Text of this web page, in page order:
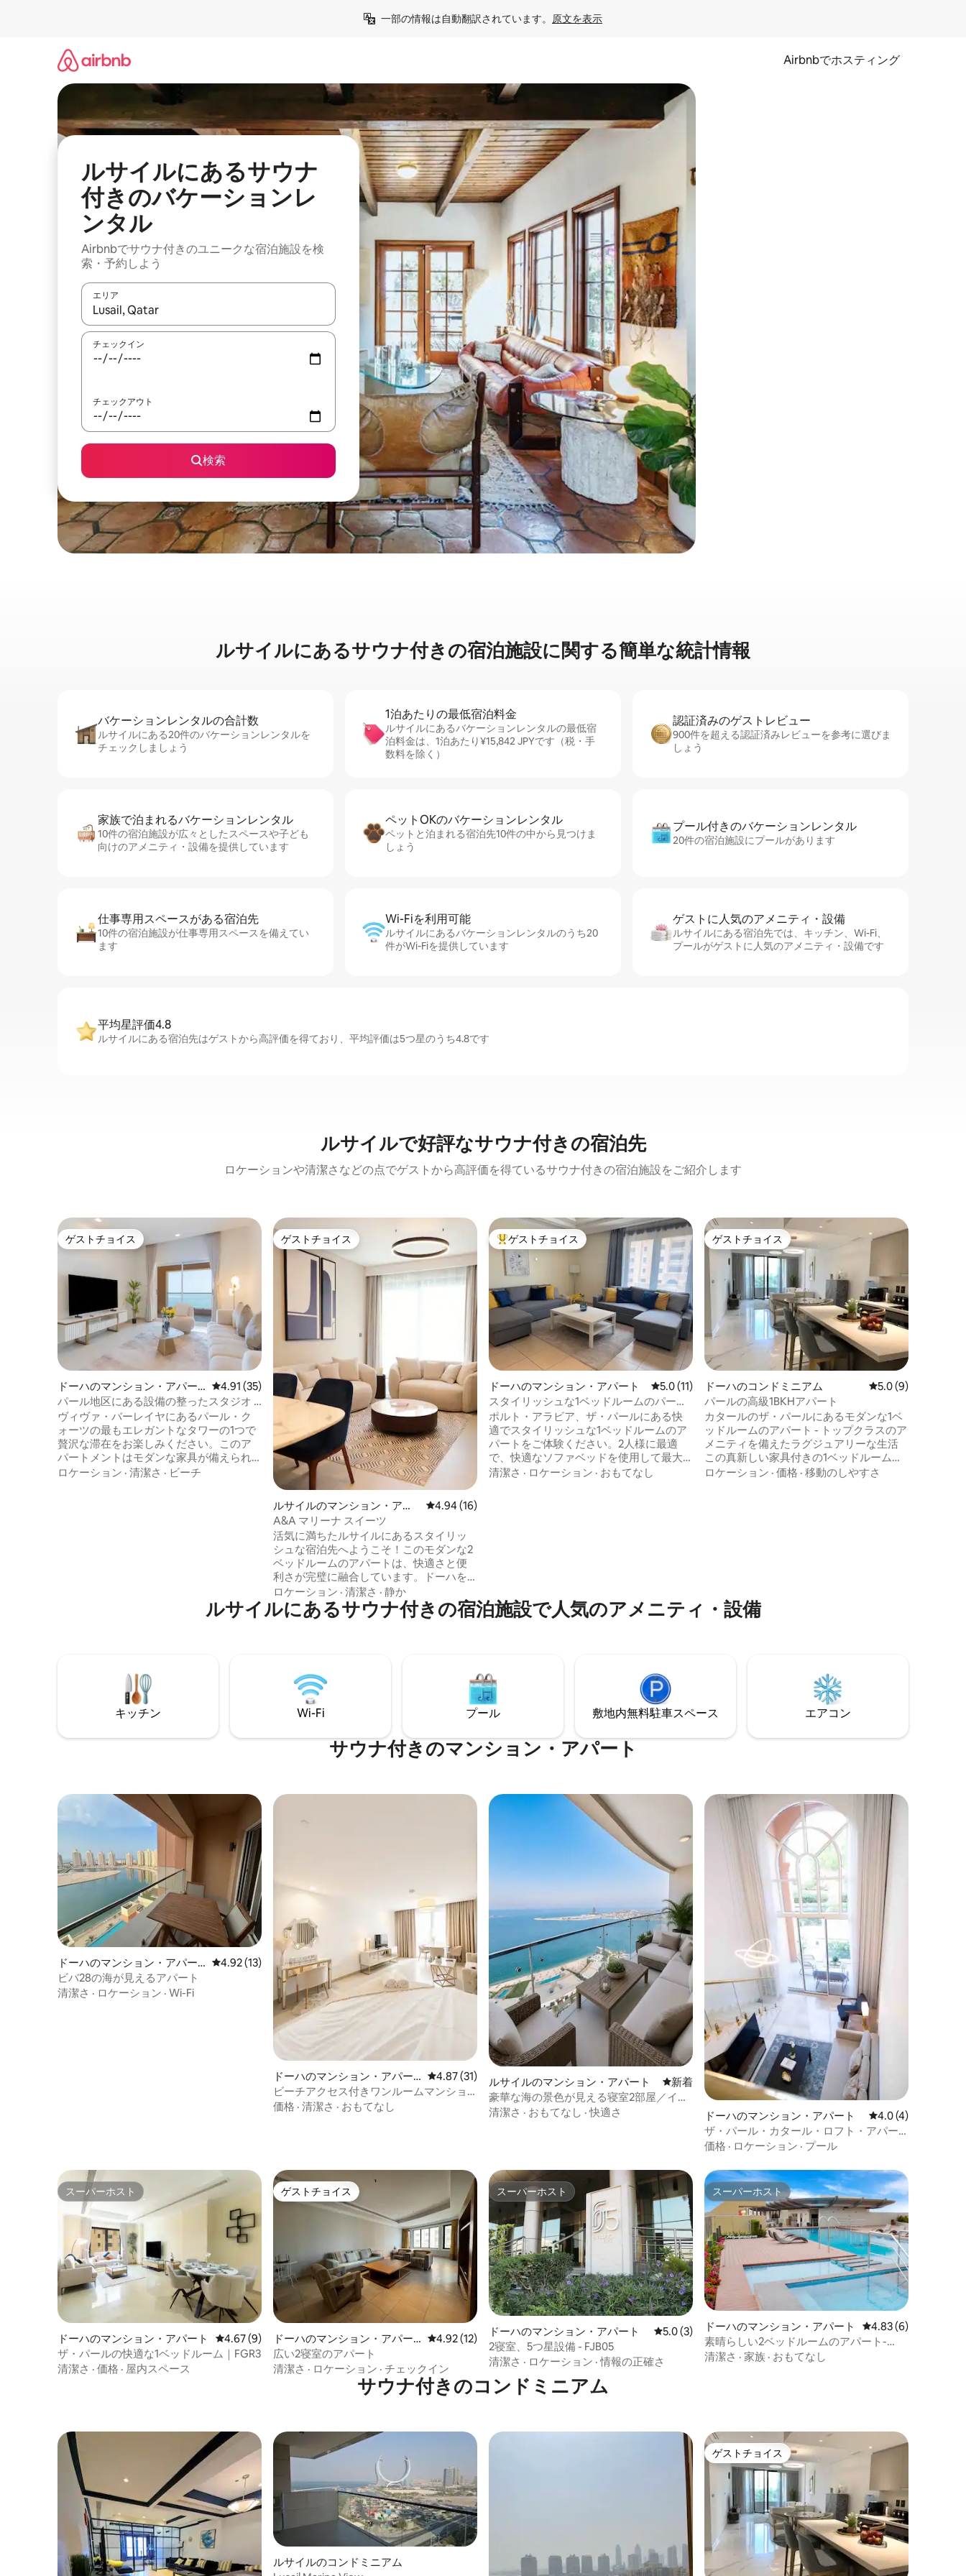
一部の情報は自動翻訳されています。 原文を表示
Airbnbでホスティング
ルサイルにあるサウナ
付きのバケーションレ
ンタル
Airbnbでサウナ付きのユニークな宿泊施設を検
索・予約しよう
エリア
検索結果が表示されたら、上下の矢印キーを使って移動するか、画面をタッチまたはスワイプして検索結果を確認することができます。
チェックイン
チェックアウト
検索
ルサイルに⁠あ⁠るサ⁠ウ⁠ナ⁠付⁠き⁠の宿⁠泊⁠施⁠設⁠に関⁠す⁠る簡⁠単⁠な統⁠計⁠情⁠報
バケーションレ⁠ン⁠タ⁠ル⁠の合⁠計⁠数
ルサイルにある20件のバケーションレンタルを
チェックしましょう
1泊あたりの最⁠低⁠宿⁠泊⁠料⁠金
ルサイルにあるバケーションレンタルの最低宿
泊料金は、1泊あたり¥15,842 JPYです（税・手
数料を除く）
認証済みのゲ⁠ス⁠ト⁠レ⁠ビ⁠ュ⁠ー
900件を超える認証済みレビューを参考に選びま
しょう
家族で泊まれるバ⁠ケ⁠ー⁠シ⁠ョ⁠ンレ⁠ン⁠タ⁠ル
10件の宿泊施設が広々としたスペースや子ども
向けのアメニティ・設備を提供しています
ペットOKのバ⁠ケ⁠ー⁠シ⁠ョ⁠ンレ⁠ン⁠タ⁠ル
ペットと泊まれる宿泊先10件の中から見つけま
しょう
プール付きのバ⁠ケ⁠ー⁠シ⁠ョ⁠ンレ⁠ン⁠タ⁠ル
20件の宿泊施設にプールがあります
仕事専用ス⁠ペ⁠ー⁠スがあ⁠る宿⁠泊⁠先
10件の宿泊施設が仕事専用スペースを備えてい
ます
Wi-Fiを利⁠用⁠可⁠能
ルサイルにあるバケーションレンタルのうち20
件がWi-Fiを提供しています
ゲストに人⁠気⁠のア⁠メ⁠ニ⁠テ⁠ィ・設⁠備
ルサイルにある宿泊先では、キッチン、Wi-Fi、
プールがゲストに人気のアメニティ・設備です
平均星評価4.8
ルサイルにある宿泊先はゲストから高評価を得ており、平均評価は5つ星のうち4.8です
ルサイルで好評なサウナ付きの宿泊先
ロケーションや清潔さなどの点でゲストから高評価を得ているサウナ付きの宿泊施設をご紹介します
ゲストチョイス
ゲストチョイス
ドーハのマンション・アパー
ト
レビュー35件、5つ星中4.91つ星の平均評価
4.91 (35)
パール地区にある設備の整ったスタジオ |
FGR1
ヴィヴァ・バーレイヤにあるパール・ク
ォーツの最もエレガントなタワーの1つで
贅沢な滞在をお楽しみください。このア
パートメントはモダンな家具が備えられ
ており、一流のアメニティ・設備をすべ
方、ホテルスタイルの滞在をお望みの方
ロケーション · 清潔さ · ビーチ
ゲストチョイス
ゲストチョイス
ルサイルのマンション・アパ
ート
レビュー16件、5つ星中4.94つ星の平均評価
4.94 (16)
A&A マリーナ スイーツ
活気に満ちたルサイルにあるスタイリッ
シュな宿泊先へようこそ！このモダンな2
ベッドルームのアパートは、快適さと便
利さが完璧に融合しています。ドーハを
探索するご家族連れ、出張者、お友達と
の旅行に最適です。ウォーターフロント
から50 mのところにあり、美しいマリー
の遊び場があります。Place Vandome
Mall、Lusail Yacht Club、Beef Bar、Al
Maha Island、Doha metro stationから徒
歩圏内です。
ロケーション · 清潔さ · 静か
大好評のゲストチョイスです。
ゲストチョイス
ドーハのマンション・アパート レビュー11件、5つ星中5.0つ星の平均評価
5.0 (11)
スタイリッシュな1ベッドルームのパール
アパートメント - プライムマリーナのロケ
ーション
ポルト・アラビア、ザ・パールにある快
適でスタイリッシュな1ベッドルームのア
パートをご体験ください。2人様に最適
で、快適なソファベッドを使用して最大4
人様までご宿泊いただけます。52インチ
在に必要なものがすべて揃っています。
清潔さ · ロケーション · おもてなし
ゲストチョイス
ゲストチョイス
ドーハのコンドミニアム レビュー9件、5つ
5.0 (9)
パールの高級1BKHアパート
カタールのザ・パールにあるモダンな1ベ
ッドルームのアパート - トップクラスのア
メニティを備えたラグジュアリーな生活
この真新しい家具付きの1ベッドルームア
パートは、ザ・パール・カタールの中心
フまで18分。
ロケーション · 価格 · 移動のしやすさ
ルサイルにあるサウナ付きの宿泊施設で人気のアメニティ・設備
キッチン Wi-Fi プール 敷地内無料駐⁠車ス⁠ペ⁠ー⁠ス エアコン
サウナ付きのマンション・アパート
ドーハのマンション・アパー
ト
レビュー13件、5つ星中4.92つ星の平均評価
4.92 (13)
ビバ28の海が見えるアパート
清潔さ · ロケーション · Wi-Fi
ドーハのマンション・アパー
ト
レビュー31件、5つ星中4.87つ星の平均評価
4.87 (31)
ビーチアクセス付きワンルームマンショ
ンViva Bahriya、Pearl Qatar
価格 · 清潔さ · おもてなし
ルサイルのマンション・アパート 新しい宿泊先
新着
豪華な海の景色が見える寝室2部屋／イン
フィニティプール／ビーチ - ルサイル
清潔さ · おもてなし ·快適さ ドーハのマンション・アパート レビュー4件、5つ
4.0 (4)
ザ・パール・カタール・ロフト・アパー
トメント1寝室
価格 · ロケーション · プール
スーパーホスト
スーパーホスト
ドーハのマンション・アパート レビュー9件、5つ星中4.67つ星の平均評価
4.67 (9)
ザ・パールの快適な1ベッドルーム｜FGR3
清潔さ · 価格 · 屋内スペース
ゲストチョイス
ゲストチョイス
ドーハのマンション・アパー
ト
レビュー12件、5つ星中4.92つ星の平均評価
4.92 (12)
広い2寝室のアパート
清潔さ · ロケーション · チェックイン
スーパーホスト
スーパーホスト
ドーハのマンション・アパート レビュー3件、5つ星中5.0つ星の平均評価
5.0 (3)
2寝室、5つ星設備 - FJB05
清潔さ · ロケーション ·情報の正確さ
スーパーホスト
スーパーホスト
ドーハのマンション・アパート レビュー6件、5つ星
4.83 (6)
素晴らしい2ベッドルームのアパート-
FJB07
清潔さ · 家族 · おもてなし
サウナ付きのコンドミニアム
ルサイルのコンドミニアム
ゲストチョイス
ゲストチョイス